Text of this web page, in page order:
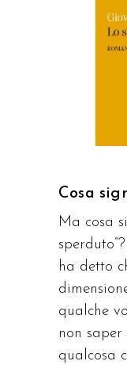
Cosa
Ma cosa
ha detto
qualche
non
qualcosa